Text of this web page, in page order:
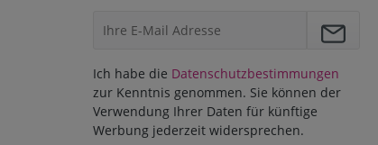
Ich habe die Datenschutzbestimmungen
zur Kenntnis genommen. Sie können der
Verwendung Ihrer Daten für künftige
Werbung jederzeit widersprechen.